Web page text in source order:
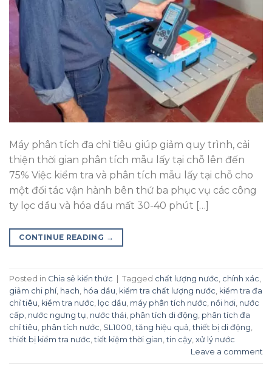
Máy phân tích đa chỉ tiêu giúp giảm quy trình, cải
thiện thời gian phân tích mẫu lấy tại chỗ lên đến
75% Việc kiểm tra và phân tích mẫu lấy tại chỗ cho
một đối tác vận hành bên thứ ba phục vụ các công
ty lọc dầu và hóa dầu mất 30-40 phút […]
CONTINUE READING →
Posted in Chia sẻ kiến thức Tagged chất lượng nước chính xác
giảm chi phí, hach hóa dầu kiểm tra chất lượng nước kiểm tra đa
chỉ tiêu kiểm tra nước lọc dầu máy phân tích nước nồi hơi nước
cấp nước ngưng tụ nước thải phân tích di động phân tích đa
chỉ tiêu phân tích nước SL1000 ,tăng hiệu quả ,thiết bị di động
thiết bị kiểm tra nước ,tiết kiệm thời gian ,tin cậy xử lý nước
Leave a comment